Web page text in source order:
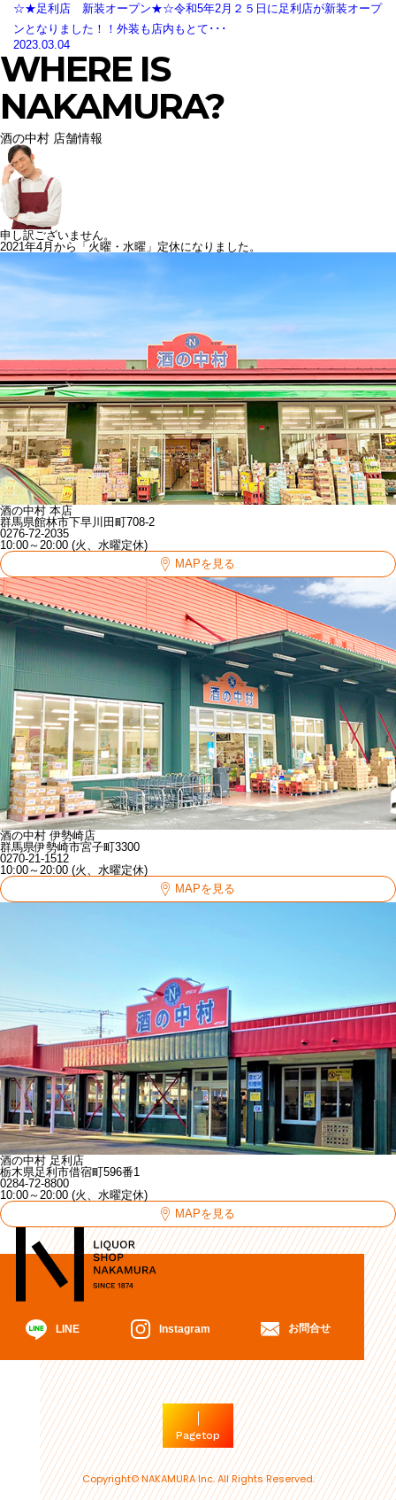
☆★足利店 新装オープン★☆令和5年2月２５日に足利店が新装オープ
ンとなりました！！外装も店内もとて･･･
2023.03.04
WHERE IS
NAKAMURA?
酒の中村 店舗情報
申し訳ございません。
2021年4月から「火曜・水曜」定休になりました。
酒の中村 本店
群馬県館林市下早川田町708-2
0276-72-2035
10:00～20:00 (火、水曜定休)
MAPを見る
酒の中村 伊勢崎店
群馬県伊勢崎市宮子町3300
0270-21-1512
10:00～20:00 (火、水曜定休)
MAPを見る
酒の中村 足利店
栃木県足利市借宿町596番1
0284-72-8800
10:00～20:00 (火、水曜定休)
MAPを見る
LINE Instagram お問合せ
Pagetop
Copyright© NAKAMURA Inc. All Rights Reserved.